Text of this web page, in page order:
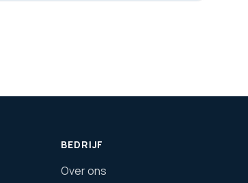
BEDRIJF
Over ons